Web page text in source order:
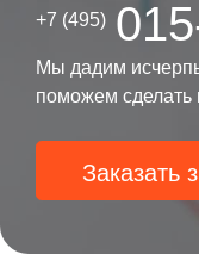
+7 (495)
Мы дадим
поможем
Заказать